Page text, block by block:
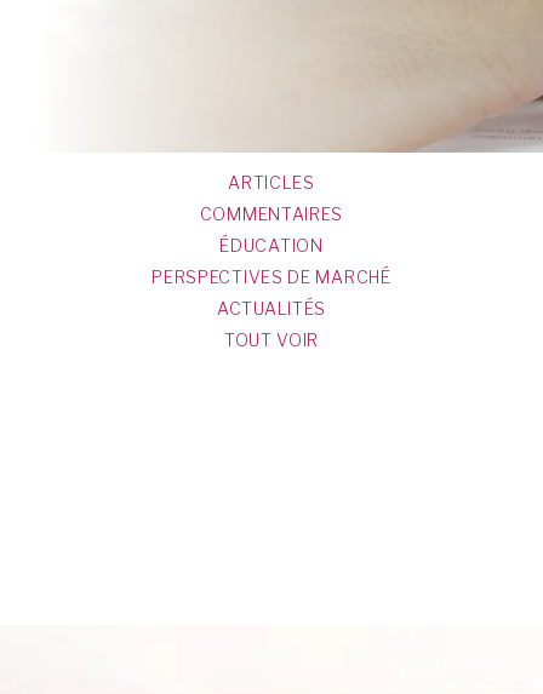
ARTICLES
COMMENTAIRES
ÉDUCATION
PERSPECTIVES DE MARCHÉ
ACTUALITÉS
TOUT VOIR